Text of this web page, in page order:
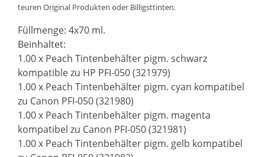
teuren Original Produkten oder Billigsttinten.
Füllmenge: 4x70 ml.
Beinhaltet:
1.00 x Peach Tintenbehälter pigm. schwarz
kompatible zu HP PFI-050 (321979)
1.00 x Peach Tintenbehälter pigm. cyan kompatibel
zu Canon PFI-050 (321980)
1.00 x Peach Tintenbehälter pigm. magenta
kompatibel zu Canon PFI-050 (321981)
1.00 x Peach Tintenbehälter pigm. gelb kompatibel